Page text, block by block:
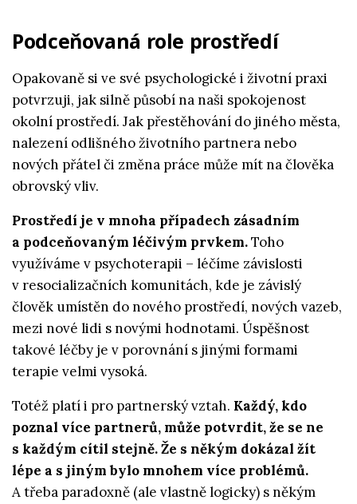
Podceňovaná role prostředí
Opakovaně si ve své psychologické i životní praxi
potvrzuji, jak silně působí na naši spokojenost
okolní prostředí. Jak přestěhování do jiného města,
nalezení odlišného životního partnera nebo
nových přátel či změna práce může mít na člověka
obrovský vliv.
Prostředí je v mnoha případech zásadním
a podceňovaným léčivým prvkem.Toho
využíváme v psychoterapii – léčíme závislosti
v resocializačních komunitách, kde je závislý
člověk umístěn do nového prostředí, nových vazeb,
mezi nové lidi s novými hodnotami. Úspěšnost
takové léčby je v porovnání s jinými formami
terapie velmi vysoká.
Totéž platí i pro partnerský vztah. Každý, kdo
poznal více partnerů, může potvrdit, že se ne
s každým cítil stejně. Že s někým dokázal žít
lépe a s jiným bylo mnohem více problémů.
A třeba paradoxně (ale vlastně logicky) s někým